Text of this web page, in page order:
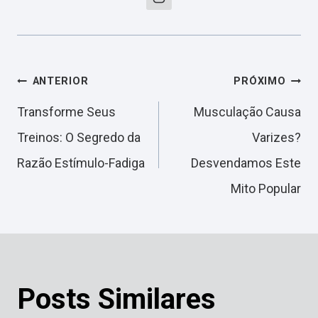
Navegação
de
Post
ANTERIOR
Transforme Seus
Treinos: O Segredo da
Razão Estímulo-Fadiga
PRÓXIMO
Musculação Causa
Varizes?
Desvendamos Este
Mito Popular
Posts Similares